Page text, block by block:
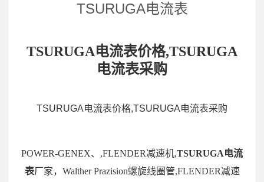
TSURUGA电流表
TSURUGA电流表价格,TSURUGA
电流表采购
TSURUGA电流表价格,TSURUGA电流表采购
POWER-GENEX、,FLENDER减速机,TSURUGA电流
表厂家，Walther Prazision螺旋线圈管,FLENDER减速